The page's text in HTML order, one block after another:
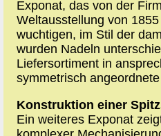
Exponat, das von der
Weltausstellung von
wuchtigen, im Stil der
wurden Nadeln
Liefersortiment in
symmetrisch
Konstruktion einer
Ein weiteres Exponat